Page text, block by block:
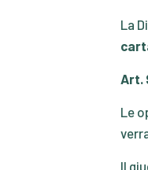
La
Art.
Le
Il